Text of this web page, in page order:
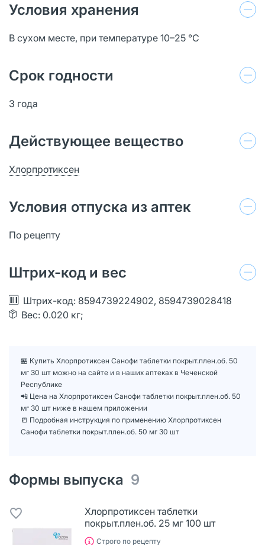
Условия хранения
В сухом месте, при температуре 10–25 °C
Срок годности
3 года
Действующее вещество
Хлорпротиксен
Условия отпуска из аптек
По рецепту
Штрих-код и вес
Штрих-код: 8594739224902, 8594739028418
Вес: 0.020 кг;
🏪 Купить Хлорпротиксен Санофи таблетки покрыт.плен.об. 50
мг 30 шт можно на сайте и в наших аптеках в Чеченской
Республике
📲 Цена на Хлорпротиксен Санофи таблетки покрыт.плен.об. 50
мг 30 шт ниже в нашем приложении
📒 Подробная инструкция по применению Хлорпротиксен
Санофи таблетки покрыт.плен.об. 50 мг 30 шт
Формы выпуска 9
Хлорпротиксен таблетки
покрыт.плен.об. 25 мг 100 шт
Строго по рецепту